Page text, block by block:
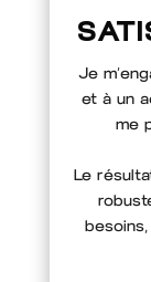
Je
et à un
me
Le